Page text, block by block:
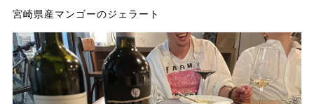
宮崎県産マンゴーのジェラート